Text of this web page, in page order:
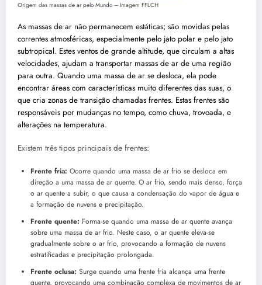
Origem das massas de ar pelo Mundo – Imagem FFLCH
As massas de ar não permanecem estáticas; são movidas pelas
correntes atmosféricas, especialmente pelo jato polar e pelo jato
subtropical. Estes ventos de grande altitude, que circulam a altas
velocidades, ajudam a transportar massas de ar de uma região
para outra. Quando uma massa de ar se desloca, ela pode
encontrar áreas com características muito diferentes das suas, o
que cria zonas de transição chamadas frentes. Estas frentes são
responsáveis por mudanças no tempo, como chuva, trovoada, e
alterações na temperatura.
Existem três tipos principais de frentes:
Frente fria: Ocorre quando uma massa de ar frio se desloca em
direção a uma massa de ar quente. O ar frio, sendo mais denso, força
o ar quente a subir, o que causa a condensação do vapor de água e
a formação de nuvens e precipitação.
Frente quente: Forma-se quando uma massa de ar quente avança
sobre uma massa de ar frio. Neste caso, o ar quente eleva-se
gradualmente sobre o ar frio, provocando a formação de nuvens
estratificadas e precipitação prolongada.
Frente oclusa: Surge quando uma frente fria alcança uma frente
quente, provocando uma combinação complexa de movimentos de ar